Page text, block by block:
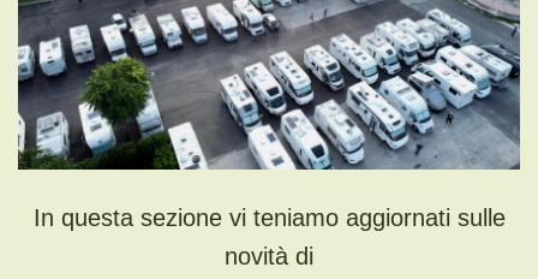
In questa sezione vi teniamo aggiornati sulle
novità di